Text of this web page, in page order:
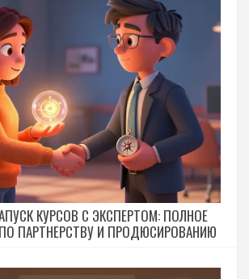
КУРСОВ С ЭКСПЕРТОМ: ПОЛНОЕ
ПАРТНЕРСТВУ И ПРОДЮСИРОВАНИЮ